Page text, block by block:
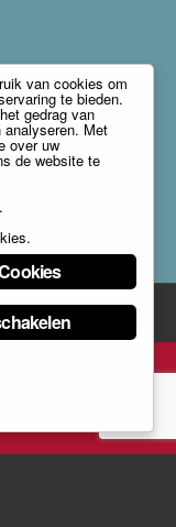
van cookies om
te bieden.
gedrag van
Met
over uw
de website te
.
.